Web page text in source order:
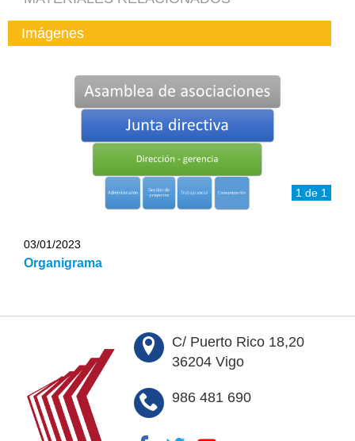
Imágenes
1 de 1
03/01/2023
Organigrama
C/ Puerto Rico 18,20
36204 Vigo
986 481 690